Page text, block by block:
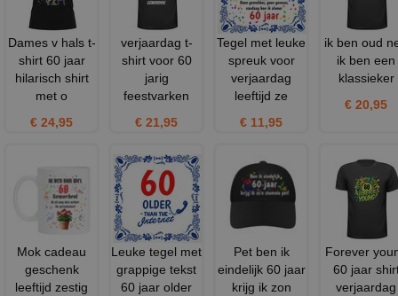
Dames v hals t-
shirt 60 jaar
hilarisch shirt
met o
€ 24,95
verjaardag t-
shirt voor 60
jarig
feestvarken
€ 21,95
Tegel met leuke
spreuk voor
verjaardag
leeftijd ze
€ 11,95
ik ben oud
ik ben een
klassieker
€ 20,95
Mok cadeau
geschenk
leeftijd zestig
Leuke tegel met
grappige tekst
60 jaar older
Pet ben ik
eindelijk 60 jaar
krijg ik zon
Forever
60 jaar
verjaardag